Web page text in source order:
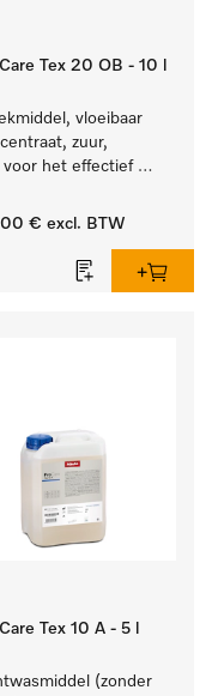
Tex 20 OB - 10 l
vloeibaar
zuur,
voor het effectief
vlekken.
€ excl. BTW
Tex 10 A - 5 l
(zonder